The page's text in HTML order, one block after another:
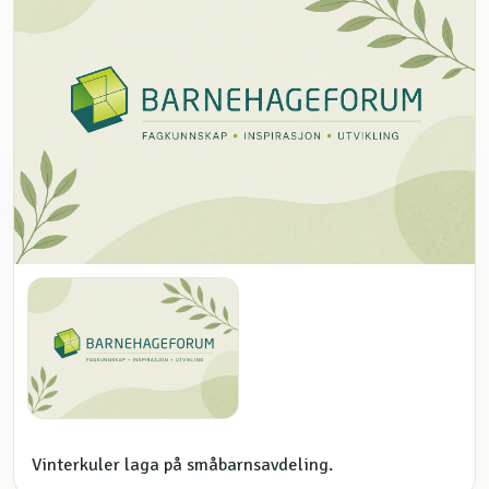
Vinterkuler laga på småbarnsavdeling.